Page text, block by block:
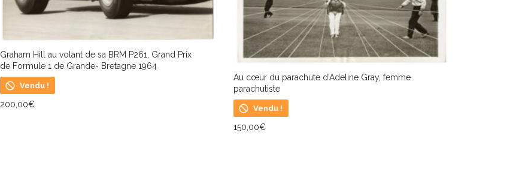
Graham Hill au volant de sa BRM P261, Grand Prix
de Formule 1 de Grande- Bretagne 1964
Vendu !
200,00€
Au cœur du parachute d’Adeline Gray, femme
parachutiste
Vendu !
150,00€